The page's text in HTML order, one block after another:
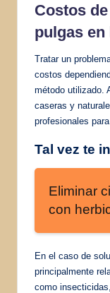
Costos
pulgas en
Tratar un
costos
método utilizado.
caseras y
profesionales
Tal vez te
Eliminar
con
En el caso de
principalmente
como